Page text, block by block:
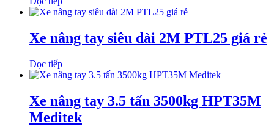
Xe nâng tay siêu dài 2M PTL25 giá rẻ
Đọc tiếp
Xe nâng tay 3.5 tấn 3500kg HPT35M
Meditek